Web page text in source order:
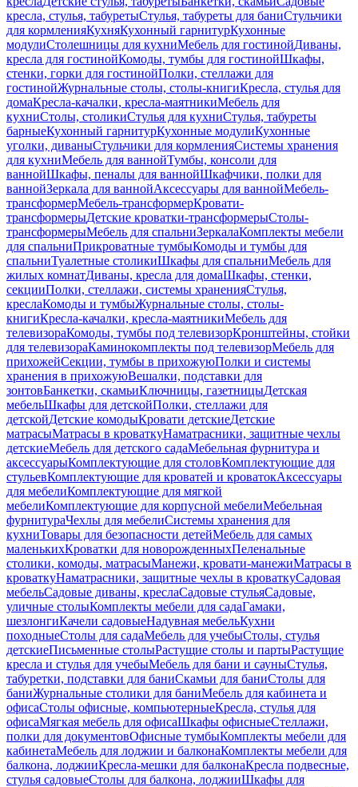
кресла, стулья, табуретыСтулья, табуреты для баниСтульчики
для кормленияКухняКухонный гарнитурКухонные
модулиСтолешницы для кухниМебель для гостинойДиваны,
кресла для гостинойКомоды, тумбы для гостинойШкафы,
стенки, горки для гостинойПолки, стеллажи для
гостинойЖурнальные столы, столы-книгиКресла, стулья для
домаКресла-качалки, кресла-маятникиМебель для
кухниСтолы, столикиСтулья для кухниСтулья, табуреты
барныеКухонный гарнитурКухонные модулиКухонные
уголки, диваныСтульчики для кормленияСистемы хранения
для кухниМебель для ваннойТумбы, консоли для
ваннойШкафы, пеналы для ваннойШкафчики, полки для
ваннойЗеркала для ваннойАксессуары для ваннойМебель-
трансформерМебель-трансформерКровати-
трансформерыДетские кроватки-трансформерыСтолы-
трансформерыМебель для спальниЗеркалаКомплекты мебели
для спальниПрикроватные тумбыКомоды и тумбы для
спальниТуалетные столикиШкафы для спальниМебель для
жилых комнатДиваны, кресла для домаШкафы, стенки,
секцииПолки, стеллажи, системы храненияСтулья,
креслаКомоды и тумбыЖурнальные столы, столы-
книгиКресла-качалки, кресла-маятникиМебель для
телевизораКомоды, тумбы под телевизорКронштейны, стойки
для телевизораКаминокомплекты под телевизорМебель для
прихожейСекции, тумбы в прихожуюПолки и системы
хранения в прихожуюВешалки, подставки для
зонтовБанкетки, скамьиКлючницы, газетницыДетская
мебельШкафы для детскойПолки, стеллажи для
детскойДетские комодыКровати детскиеДетские
матрасыМатрасы в кроваткуНаматрасники, защитные чехлы
детскиеМебель для детского садаМебельная фурнитура и
аксессуарыКомплектующие для столовКомплектующие для
стульевКомплектующие для кроватей и кроватокАксессуары
для мебелиКомплектующие для мягкой
мебелиКомплектующие для корпусной мебелиМебельная
фурнитураЧехлы для мебелиСистемы хранения для
кухниТовары для безопасности детейМебель для самых
маленькихКроватки для новорожденныхПеленальные
столики, комоды, матрасыМанежи, кровати-манежиМатрасы в
кроваткуНаматрасники, защитные чехлы в кроваткуСадовая
мебельСадовые диваны, креслаСадовые стульяСадовые,
уличные столыКомплекты мебели для садаГамаки,
шезлонгиКачели садовыеНадувная мебельКухни
походныеСтолы для садаМебель для учебыСтолы, стулья
детскиеПисьменные столыРастущие столы и партыРастущие
кресла и стулья для учебыМебель для бани и сауныСтулья,
табуретки, подставки для баниСкамьи для баниСтолы для
баниЖурнальные столики для баниМебель для кабинета и
офисаСтолы офисные, компьютерныеКресла, стулья для
офисаМягкая мебель для офисаШкафы офисныеСтеллажи,
полки для документовОфисные тумбыКомплекты мебели для
кабинетаМебель для лоджии и балконаКомплекты мебели для
балкона, лоджииКресла-мешки для балконаКресла подвесные,
стулья садовыеСтолы для балкона, лоджииШкафы для